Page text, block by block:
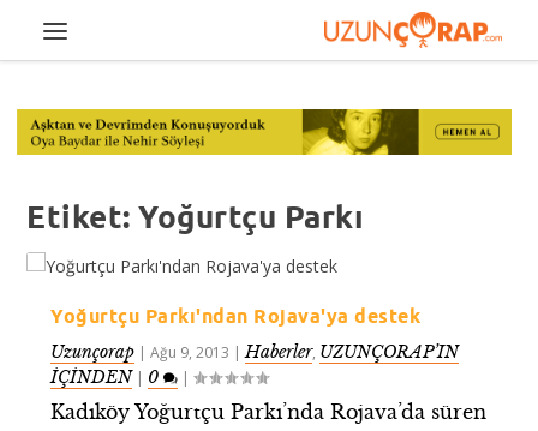
Etiket:Yoğurtçu Parkı
Yoğurtçu Parkı'ndan Rojava'ya destek
Uzunçorap |Ağu 9, 2013 |Haberler, UZUNÇORAP’IN
İÇİNDEN| 0 |
Kadıköy Yoğurtçu Parkı’nda Rojava’da süren